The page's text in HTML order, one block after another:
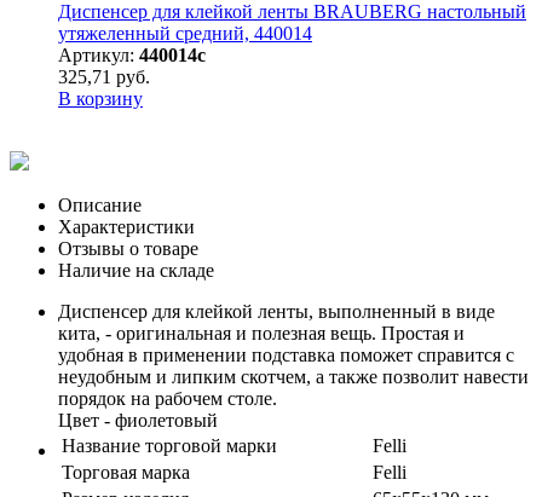
Диспенсер для клейкой ленты BRAUBERG настольный
утяжеленный средний, 440014
Артикул: 440014с
325,71 руб.
В корзину
Описание
Характеристики
Отзывы о товаре
Наличие на складе
Диспенсер для клейкой ленты, выполненный в виде
кита, - оригинальная и полезная вещь. Простая и
удобная в применении подставка поможет справится с
неудобным и липким скотчем, а также позволит навести
порядок на рабочем столе.
Цвет - фиолетовый
Название торговой марки
Felli
Торговая марка
Felli